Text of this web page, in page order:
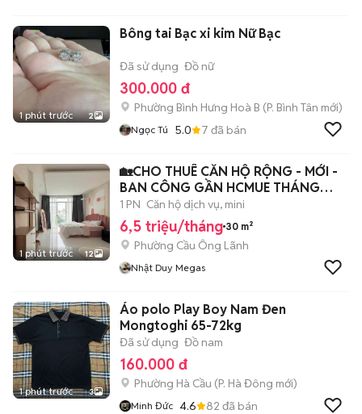
1 phút trước 2
Bông tai Bạc xi kim Nữ Bạc
Đã sử dụng Đồ nữ
300.000 đ
Phường Bình Hưng Hoà B (P. Bình Tân mới)
Ngọc Tú 5.0 7 đã bán
1 phút trước 12
🏡CHO THUÊ CĂN HỘ RỘNG - MỚI -
BAN CÔNG GẦN HCMUE THÁNG
8/2026
1 PN Căn hộ dịch vụ, mini
6,5 triệu/tháng 30 m²
Phường Cầu Ông Lãnh
Nhật Duy Megas
1 phút trước 3
Áo polo Play Boy Nam Đen
Mongtoghi 65-72kg
Đã sử dụng Đồ nam
160.000 đ
Phường Hà Cầu (P. Hà Đông mới)
Minh Đức 4.6 82 đã bán